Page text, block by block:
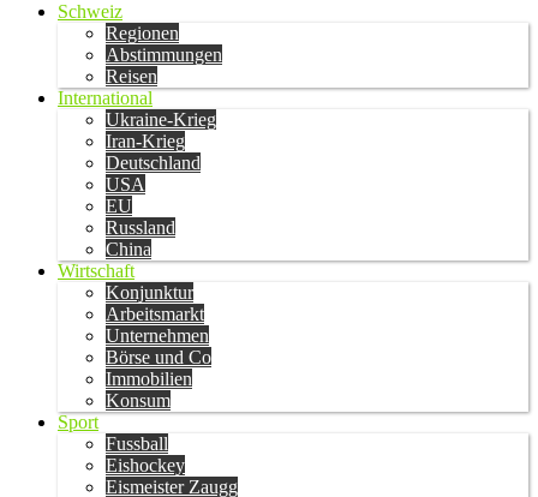
Schweiz
Regionen
Abstimmungen
Reisen
International
Ukraine-Krieg
Iran-Krieg
Deutschland
USA
EU
Russland
China
Wirtschaft
Konjunktur
Arbeitsmarkt
Unternehmen
Börse und Co
Immobilien
Konsum
Sport
Fussball
Eishockey
Eismeister Zaugg